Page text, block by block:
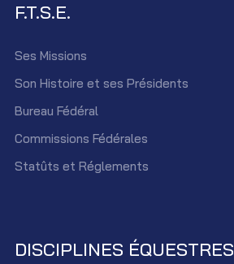
F.T.S.E.
Ses Missions
Son Histoire et ses Présidents
Bureau Fédéral
Commissions Fédérales
Statûts et Réglements
DISCIPLINES ÉQUESTRES